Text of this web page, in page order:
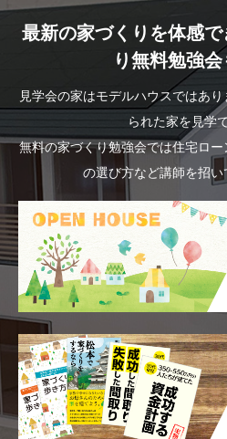
最新の家づくりを体感で
り無料勉強会
見学会の家はモデルハウスではあ
られた家を見学
無料の家づくり勉強会では住宅ロ
の選び方など講師を招い